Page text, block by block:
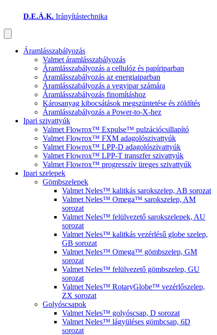
D.E.Á.K. Irányítástechnika
Áramlásszabályozás
Valmet áramlásszabályozás
Áramlásszabályozás a cellulóz és papíriparban
Áramlásszabályozás az energiaiparban
Áramlásszabályozás a vegyipar számára
Áramlásszabályozás finomításhoz
Károsanyag kibocsátások megszüntetése és zöldítés
Áramlásszabályozás a Power-to-X-hez
Ipari szivattyúk
Valmet Flowrox™ Expulse™ pulzációcsillapító
Valmet Flowrox™ FXM adagolószivattyúk
Valmet Flowrox™ LPP-D adagolószivattyúk
Valmet Flowrox™ LPP-T transzfer szivattyúk
Valmet Flowrox™ progresszív üreges szivattyúk
Ipari szelepek
Gömbszelepek
Valmet Neles™ kalitkás sarokszelep, AB sorozat
Valmet Neles™ Omega™ sarokszelep, AM
sorozat
Valmet Neles™ felülvezető sarokszelepek, AU
sorozat
Valmet Neles™ kalitkás vezérlésű globe szelep,
GB sorozat
Valmet Neles™ Omega™ gömbszelep, GM
sorozat
Valmet Neles™ felülvezető gömbszelep, GU
sorozat
Valmet Neles™ RotaryGlobe™ vezérlőszelep,
ZX sorozat
Golyóscsapok
Valmet Neles™ golyóscsap, D sorozat
Valmet Neles™ lágyüléses gömbcsap, 6D
sorozat